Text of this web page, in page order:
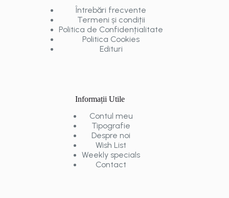
Întrebări frecvente
Termeni și condiții
Politica de Confidențialitate
Politica Cookies
Edituri
Informații Utile
Contul meu
Tipografie
Despre noi
Wish List
Weekly specials
Contact